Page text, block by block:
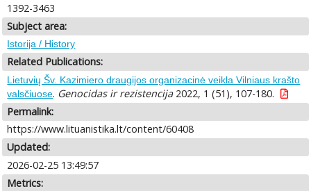
1392-3463
Subject area:
Istorija / History
Related Publications:
Lietuvių Šv. Kazimiero draugijos organizacinė veikla Vilniaus krašto
valsčiuose. Genocidas ir rezistencija2022, 1 (51), 107-180.
Permalink:
https://www.lituanistika.lt/content/60408
Updated:
2026-02-25 13:49:57
Metrics: